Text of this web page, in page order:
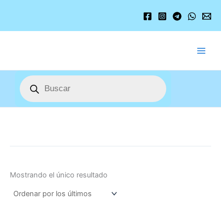
contenido
Búsqueda
de
productos
Mostrando el único resultado